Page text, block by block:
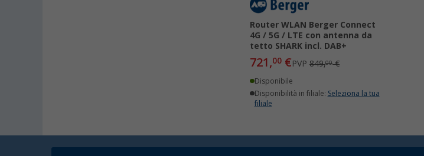
Router WLAN Berger Connect
4G / 5G / LTE con antenna da
tetto SHARK incl. DAB+
721,00 €PVP849,00€
Disponibile
Disponibilità in filiale: Seleziona la tua
filiale